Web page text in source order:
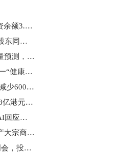
南网储能：融资净买入831.51万元，融资余额3.76亿元 天天资讯
陆家嘴：拟10亿元参与陆家嘴国泰人寿股东同比例增资
大行评级丨美银：上调小鹏目标价及销量预测，重申“买入”评级
可歇脚还可享健康服务 南京汉中路新添一“健康驿站”|今日热讯
5月28日科创人工智能ETF银华基金份额减少600万份，重仓股芯原股份、寒武纪、澜起科技
小米集团-W(01810.HK)5月28日斥资2.98亿港元回购1050万股 每日热门
广联达《挺身而立》登陆央视，以产业AI回应建筑业未来之问
PriceSeek重点提醒：垦利10-2油田群投产大宗商品影响分析
今日讯！壹石通：5月27日召开业绩说明会，投资者参与